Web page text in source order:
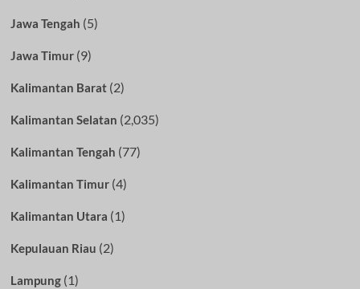
Jawa Tengah (5)
Jawa Timur(9)
Kalimantan Barat(2)
Kalimantan Selatan (2,035)
Kalimantan Tengah (77)
Kalimantan Timur(4)
Kalimantan Utara (1)
Kepulauan Riau (2)
Lampung(1)